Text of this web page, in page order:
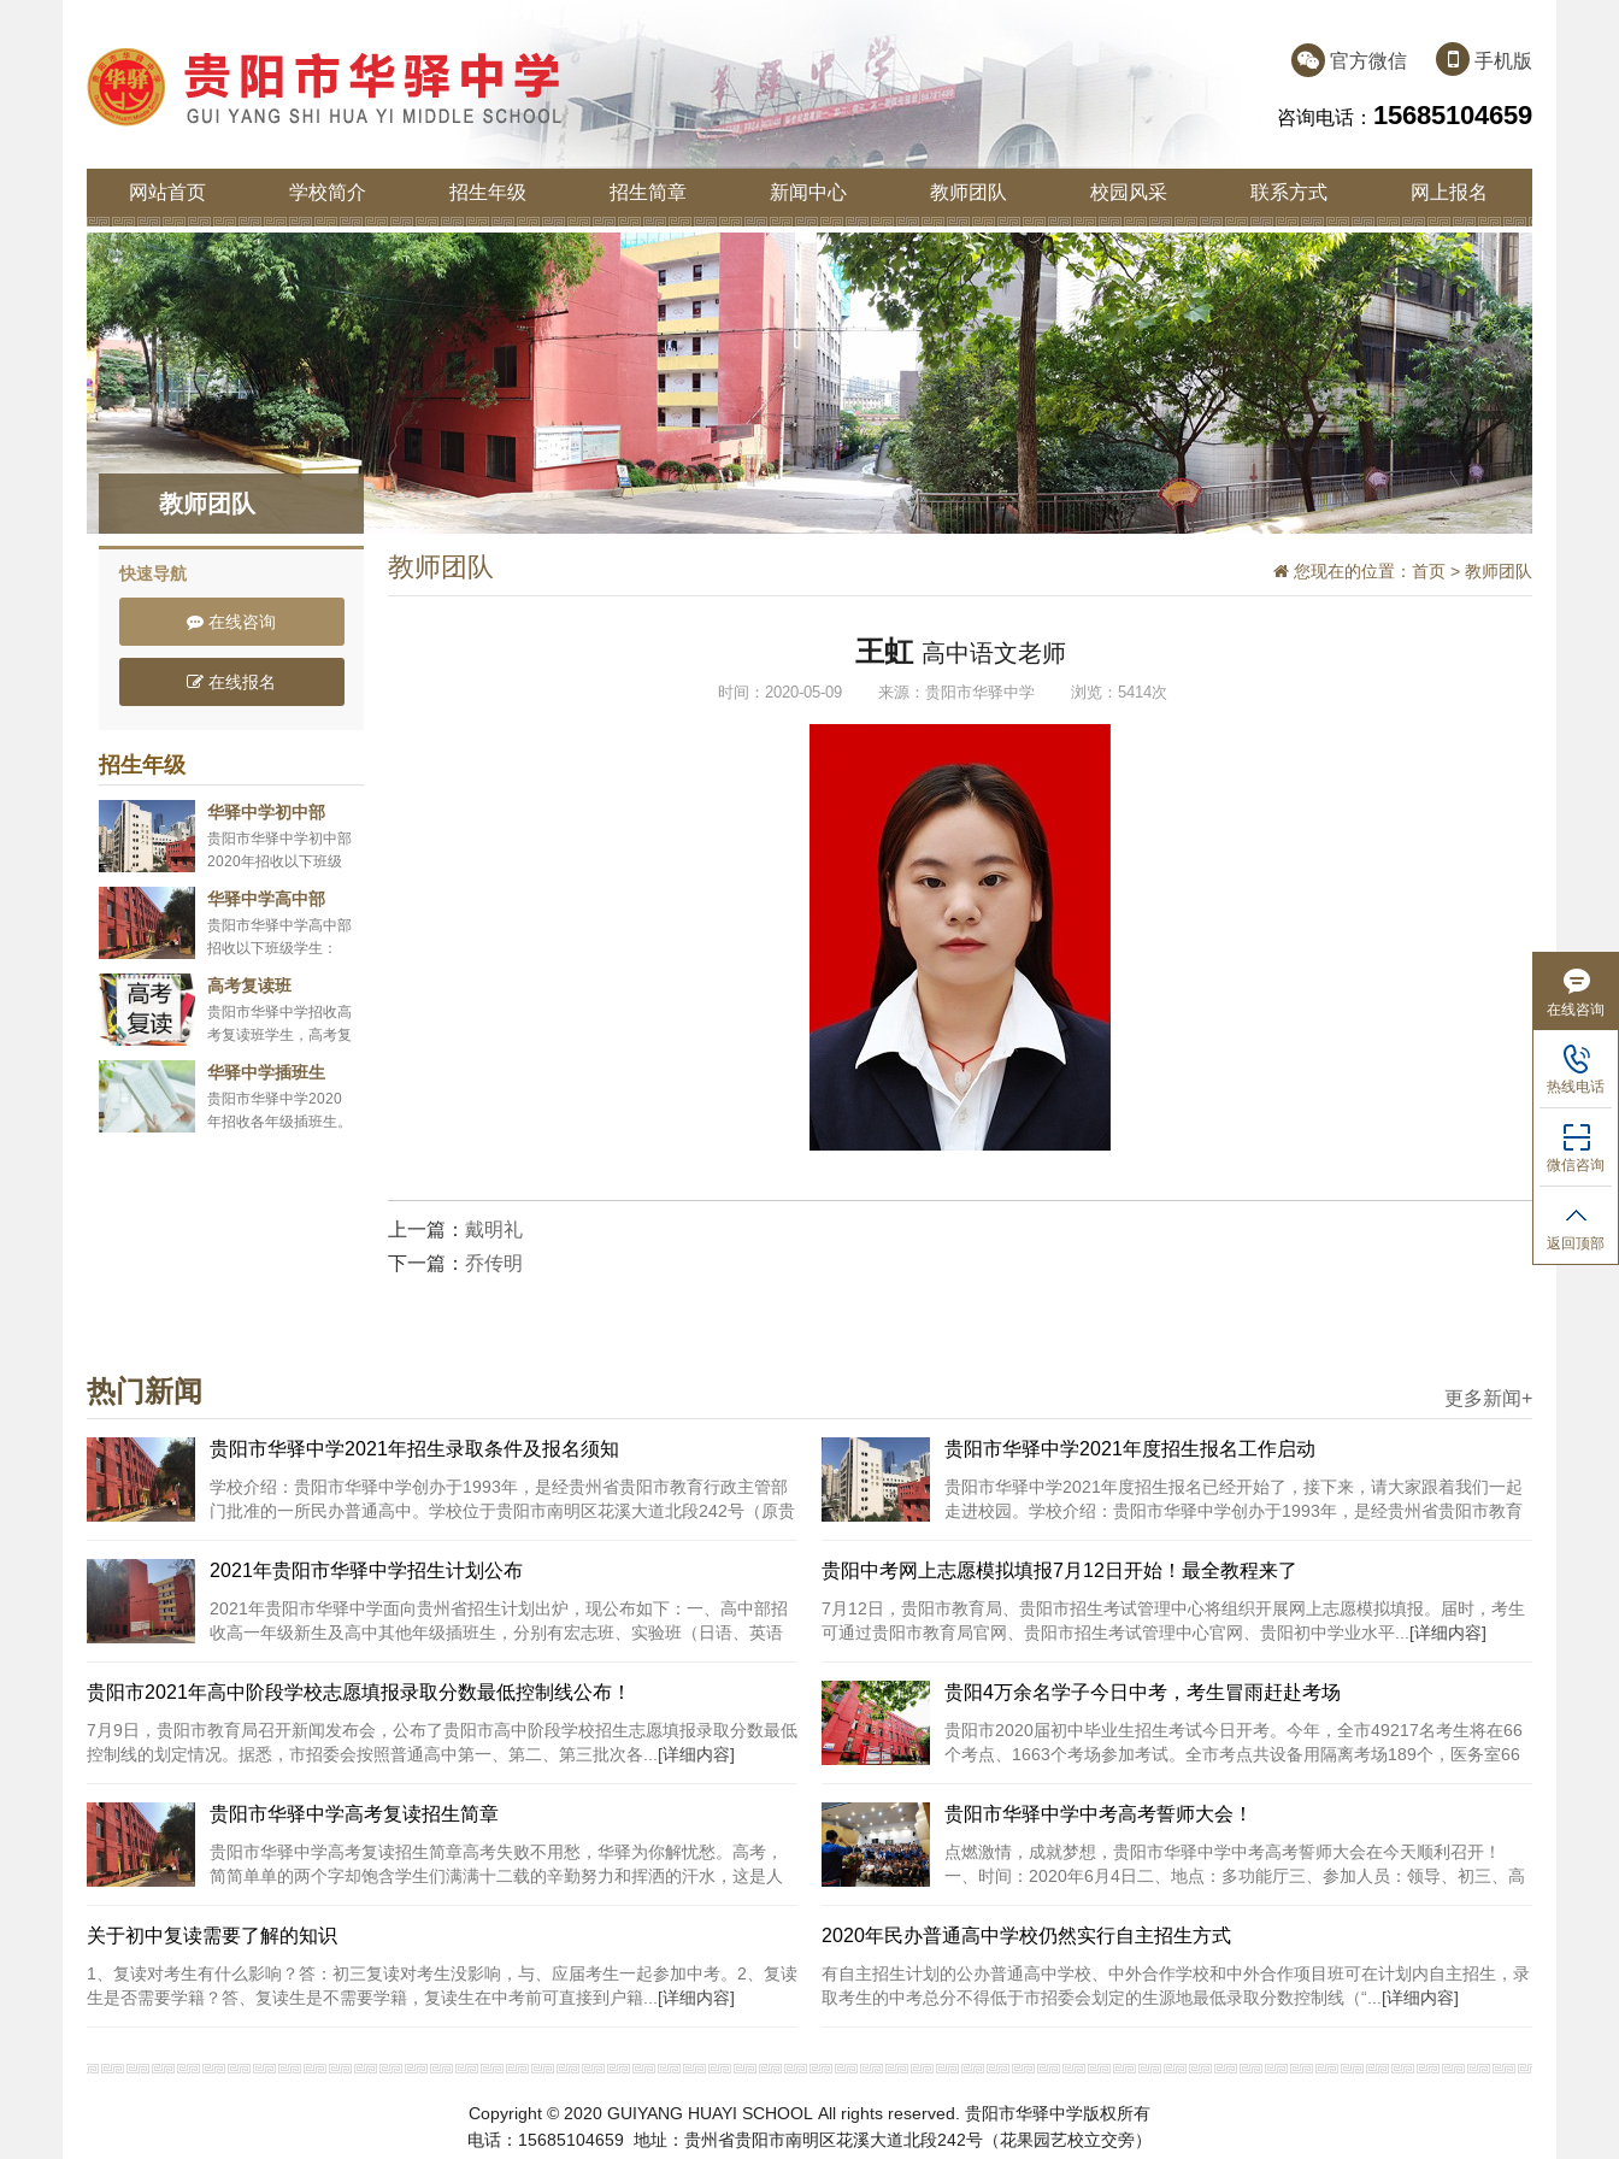
官方微信 手机版
咨询电话： 15685104659
网站首页 学校简介 招生年级 招生简章 新闻中心
学校要闻
招生专栏
通知公告
教学管理
教师团队 校园风采
学校环境
学生风采
联系方式 网上报名
教师团队
快速导航
在线咨询
在线报名
招生年级
华驿中学初中部
贵阳市华驿中学初中部
2020年招收以下班级
华驿中学高中部
贵阳市华驿中学高中部
招收以下班级学生：
高考复读班
贵阳市华驿中学招收高
考复读班学生，高考复
不为没有考得好的分
数、没有考上理想大学
而担忧。
华驿中学插班生
贵阳市华驿中学2020
年招收各年级插班生。
教师团队 您现在的位置： 首页 > 教师团队
王虹 高中语文老师
时间：2020-05-09 来源：贵阳市华驿中学 浏览：5414次
上一篇： 戴明礼
下一篇： 乔传明
热门新闻 更多新闻+
贵阳市华驿中学2021年招生录取条件及报名须知
学校介绍：贵阳市华驿中学创办于1993年，是经贵州省贵阳市教育行政主管部
门批准的一所民办普通高中。学校位于贵阳市南明区花溪大道北段242号（原贵
贵阳市华驿中学2021年度招生报名工作启动
贵阳市华驿中学2021年度招生报名已经开始了，接下来，请大家跟着我们一起
走进校园。学校介绍：贵阳市华驿中学创办于1993年，是经贵州省贵阳市教育
2021年贵阳市华驿中学招生计划公布
2021年贵阳市华驿中学面向贵州省招生计划出炉，现公布如下：一、高中部招
收高一年级新生及高中其他年级插班生，分别有宏志班、实验班（日语、英语
贵阳中考网上志愿模拟填报7月12日开始！最全教程来了
7月12日，贵阳市教育局、贵阳市招生考试管理中心将组织开展网上志愿模拟填报。届时，考生
可通过贵阳市教育局官网、贵阳市招生考试管理中心官网、贵阳初中学业水平... [详细内容]
贵阳市2021年高中阶段学校志愿填报录取分数最低控制线公布！
7月9日，贵阳市教育局召开新闻发布会，公布了贵阳市高中阶段学校招生志愿填报录取分数最低
控制线的划定情况。据悉，市招委会按照普通高中第一、第二、第三批次各... [详细内容]
贵阳4万余名学子今日中考，考生冒雨赶赴考场
贵阳市2020届初中毕业生招生考试今日开考。今年，全市49217名考生将在66
个考点、1663个考场参加考试。全市考点共设备用隔离考场189个，医务室66
贵阳市华驿中学高考复读招生简章
贵阳市华驿中学高考复读招生简章高考失败不用愁，华驿为你解忧愁。高考，
简简单单的两个字却饱含学生们满满十二载的辛勤努力和挥洒的汗水，这是人
贵阳市华驿中学中考高考誓师大会！
点燃激情，成就梦想，贵阳市华驿中学中考高考誓师大会在今天顺利召开！
一、时间：2020年6月4日二、地点：多功能厅三、参加人员：领导、初三、高
关于初中复读需要了解的知识
1、复读对考生有什么影响？答：初三复读对考生没影响，与、应届考生一起参加中考。2、复读
生是否需要学籍？答、复读生是不需要学籍，复读生在中考前可直接到户籍... [详细内容]
2020年民办普通高中学校仍然实行自主招生方式
有自主招生计划的公办普通高中学校、中外合作学校和中外合作项目班可在计划内自主招生，录
取考生的中考总分不得低于市招委会划定的生源地最低录取分数控制线（“... [详细内容]
Copyright © 2020 GUIYANG HUAYI SCHOOL All rights reserved. 贵阳市华驿中学版权所有
电话：15685104659 地址：贵州省贵阳市南明区花溪大道北段242号（花果园艺校立交旁）
在线咨询
热线电话
微信咨询
返回顶部